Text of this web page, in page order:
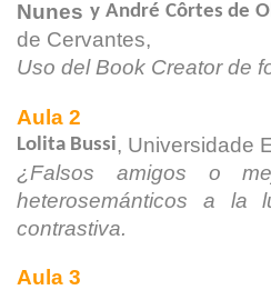
Nunes y André Côrtes de
de Cervantes,
Uso del Book Creator de
Aula 2
Lolita Bussi, Universidade
¿Falsos amigos o
heterosemánticos a la
contrastiva.
Aula 3